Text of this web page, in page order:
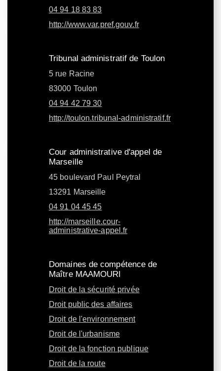
04 94 18 83 83
http://www.var.pref.gouv.fr
Tribunal administratif de Toulon
5 rue Racine
83000 Toulon
04 94 42 79 30
http://toulon.tribunal-administratif.fr
Cour administrative d'appel de
Marseille
45 boulevard Paul Peytral
13291 Marseille
04 91 04 45 45
http://marseille.cour-
administrative-appel.fr
Domaines de compétence de
Maître MAAMOURI
Droit de la sécurité privée
Droit public des affaires
Droit de l'environnement
Droit de l'urbanisme
Droit de la fonction publique
Droit de la route